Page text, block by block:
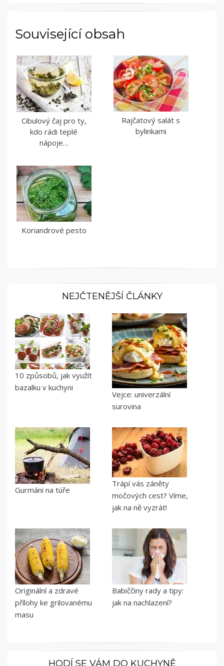
Související obsah
Cibulový čaj pro ty,
kdo rádi teplé
nápoje…
Rajčatový salát s
bylinkami
Koriandrové pesto
NEJČTENĚJŠÍ ČLÁNKY
10 způsobů, jak využít
bazalku v kuchyni
Vejce: univerzální
surovina
Gurmáni na túře
Trápí vás záněty
močových cest? Víme,
jak na ně vyzrát!
Originální a zdravé
přílohy ke grilovanému
masu
Babiččiny rady a tipy:
jak na nachlazení?
HODÍ SE VÁM DO KUCHYNĚ